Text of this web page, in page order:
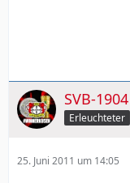
SVB-1904
Erleuchteter
25. Juni 2011 um 14:05